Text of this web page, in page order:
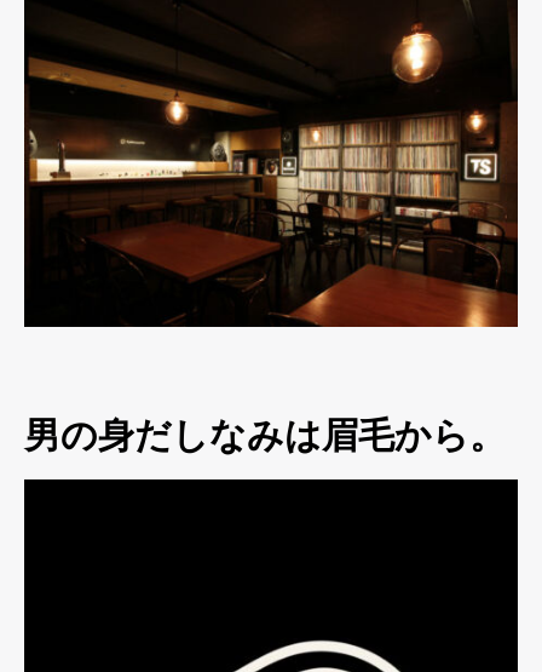
男の身だしなみは眉毛から。